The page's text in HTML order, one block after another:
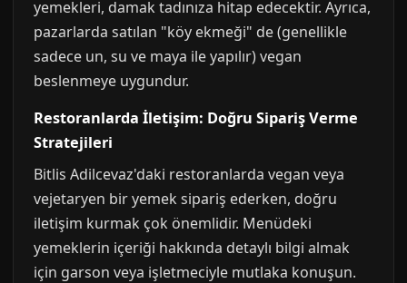
yemekleri, damak tadınıza hitap edecektir. Ayrıca,
pazarlarda satılan "köy ekmeği" de (genellikle
sadece un, su ve maya ile yapılır) vegan
beslenmeye uygundur.
Restoranlarda İletişim: Doğru Sipariş Verme
Stratejileri
Bitlis Adilcevaz'daki restoranlarda vegan veya
vejetaryen bir yemek sipariş ederken, doğru
iletişim kurmak çok önemlidir. Menüdeki
yemeklerin içeriği hakkında detaylı bilgi almak
için garson veya işletmeciyle mutlaka konuşun.